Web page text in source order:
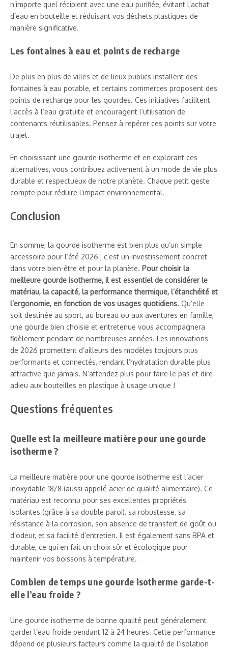
n’importe quel récipient avec une eau purifiée, évitant l’achat
d’eau en bouteille et réduisant vos déchets plastiques de
manière significative.
Les fontaines à eau et points de recharge
De plus en plus de villes et de lieux publics installent des
fontaines à eau potable, et certains commerces proposent des
points de recharge pour les gourdes. Ces initiatives facilitent
l’accès à l’eau gratuite et encouragent l’utilisation de
contenants réutilisables. Pensez à repérer ces points sur votre
trajet.
En choisissant une gourde isotherme et en explorant ces
alternatives, vous contribuez activement à un mode de vie plus
durable et respectueux de notre planète. Chaque petit geste
compte pour réduire l’impact environnemental.
Conclusion
En somme, la gourde isotherme est bien plus qu’un simple
accessoire pour l’été 2026 ; c’est un investissement concret
dans votre bien-être et pour la planète. Pour choisir la
meilleure gourde isotherme, il est essentiel de considérer le
matériau, la capacité, la performance thermique, l’étanchéité et
l’ergonomie, en fonction de vos usages quotidiens. Qu’elle
soit destinée au sport, au bureau ou aux aventures en famille,
une gourde bien choisie et entretenue vous accompagnera
fidèlement pendant de nombreuses années. Les innovations
de 2026 promettent d’ailleurs des modèles toujours plus
performants et connectés, rendant l’hydratation durable plus
attractive que jamais. N’attendez plus pour faire le pas et dire
adieu aux bouteilles en plastique à usage unique !
Questions fréquentes
Quelle est la meilleure matière pour une gourde
isotherme ?
La meilleure matière pour une gourde isotherme est l’acier
inoxydable 18/8 (aussi appelé acier de qualité alimentaire). Ce
matériau est reconnu pour ses excellentes propriétés
isolantes (grâce à sa double paroi), sa robustesse, sa
résistance à la corrosion, son absence de transfert de goût ou
d’odeur, et sa facilité d’entretien. Il est également sans BPA et
durable, ce qui en fait un choix sûr et écologique pour
maintenir vos boissons à température.
Combien de temps une gourde isotherme garde-t-
elle l’eau froide ?
Une gourde isotherme de bonne qualité peut généralement
garder l’eau froide pendant 12 à 24 heures. Cette performance
dépend de plusieurs facteurs comme la qualité de l’isolation